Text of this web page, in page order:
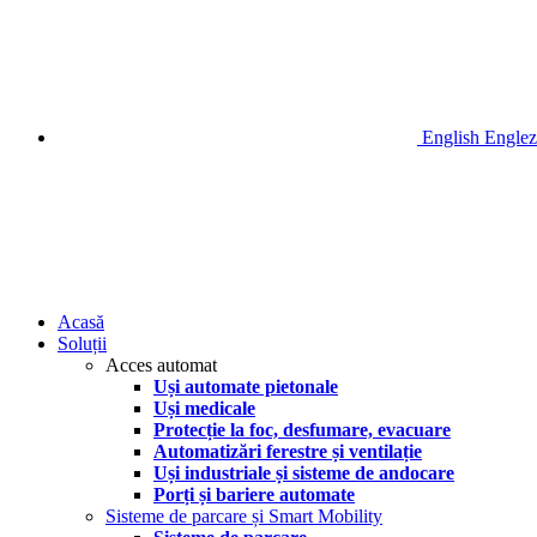
English
Acasă
Soluții
Acces automat
Uși automate pietonale
Uși medicale
Protecție la foc, desfumare, evacuare
Automatizări ferestre și ventilație
Uși industriale și sisteme de andocare
Porți și bariere automate
Sisteme de parcare și Smart Mobility